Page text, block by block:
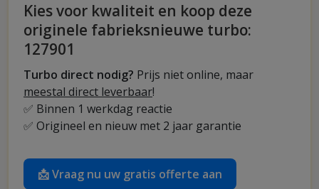
Kies voor kwaliteit en koop deze
originele fabrieksnieuwe turbo:
127901
Turbo direct nodig? Prijs niet online, maar
meestal direct leverbaar!
✅ Binnen 1 werkdag reactie
✅ Origineel en nieuw met 2 jaar garantie
📩 Vraag nu uw gratis offerte aan